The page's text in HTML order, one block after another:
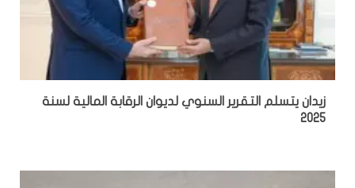
زيدان يتسلم التقرير السنوي لديوان الرقابة المالية لسنة
2025